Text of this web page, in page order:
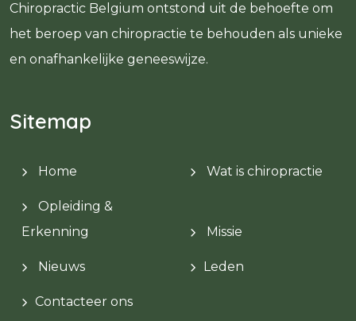
Chiropractic Belgium ontstond uit de behoefte om
het beroep van chiropractie te behouden als unieke
en onafhankelijke geneeswijze.
Sitemap
Home Wat is chiropractie
Opleiding &
Erkenning
Missie
Nieuws Leden
Contacteer ons